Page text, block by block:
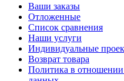
Ваши заказы
Отложенные
Список сравнения
Наши услуги
Индивидуальные
Возврат товара
Политика в